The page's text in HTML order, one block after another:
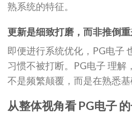
熟系统的特征。
更新是细致打磨，而非推倒
即便进行系统优化，PG电子
习惯不被打断。PG电子 理解
不是频繁颠覆，而是在熟悉基
从整体视角看 PG电子